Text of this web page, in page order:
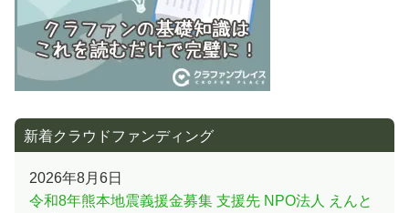
新着クラウドファンディング
2026年8月6日
令和8年熊本地震義援金募集 支援先 NPO法人 えんと